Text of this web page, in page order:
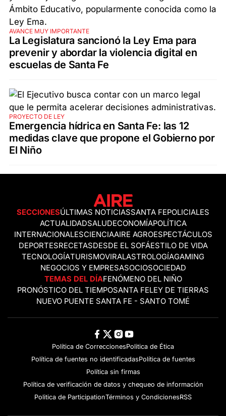
AVANCE MUY IMPORTANTE
La Legislatura sancionó la Ley Ema para
prevenir y abordar la violencia digital en
escuelas de Santa Fe
PROYECTO DE LEY
Emergencia hídrica en Santa Fe: las 12
medidas clave que propone el Gobierno por
El Niño
SECCIONESÚLTIMAS NOTICIASSANTA FEPOLICIALES
ACTUALIDADSALUDECONOMÍAPOLÍTICA
INTERNACIONALESCIENCIAAIRE AGROESPECTÁCULOS
DEPORTESRECETASDESDE EL SOFÁESTILO DE VIDA
TECNOLOGÍATURISMOVIRALASTROLOGÍAGAMING
NEGOCIOS Y EMPRESASOCIOSOCIEDAD
TEMAS DEL DÍAFENÓMENO DEL NIÑO
PRONÓSTICO DEL TIEMPOSANTA FELEY DE TIERRAS
NUEVO PUENTE SANTA FE - SANTO TOMÉ
Política de CorreccionesPolitica de Ética
Política de fuentes no identificadasPolítica de fuentes
Política sin firmas
Política de verificación de datos y chequeo de información
Politica de ParticipationTérminos y CondicionesRSS